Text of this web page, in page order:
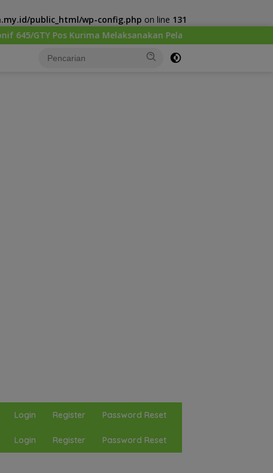
public_html/wp-config.php on line 131
Pelayanan kesehatan Gratis 1 x 24 Jam
Login Register Password Reset
Login Register Password Reset